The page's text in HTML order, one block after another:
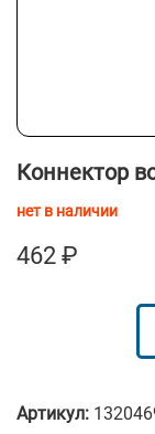
Коннектор
нет в наличии
462 ₽
Артикул: